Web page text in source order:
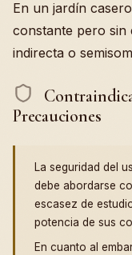
En un jardín
constante pero
indirecta o
Precauciones
La seguridad del
debe abordarse
escasez de
potencia de sus
En cuanto al